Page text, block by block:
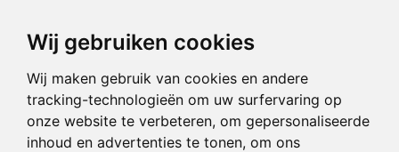
Wij gebruiken cookies
Wij maken gebruik van cookies en andere
tracking-technologieën om uw surfervaring op
onze website te verbeteren, om gepersonaliseerde
inhoud en advertenties te tonen, om ons